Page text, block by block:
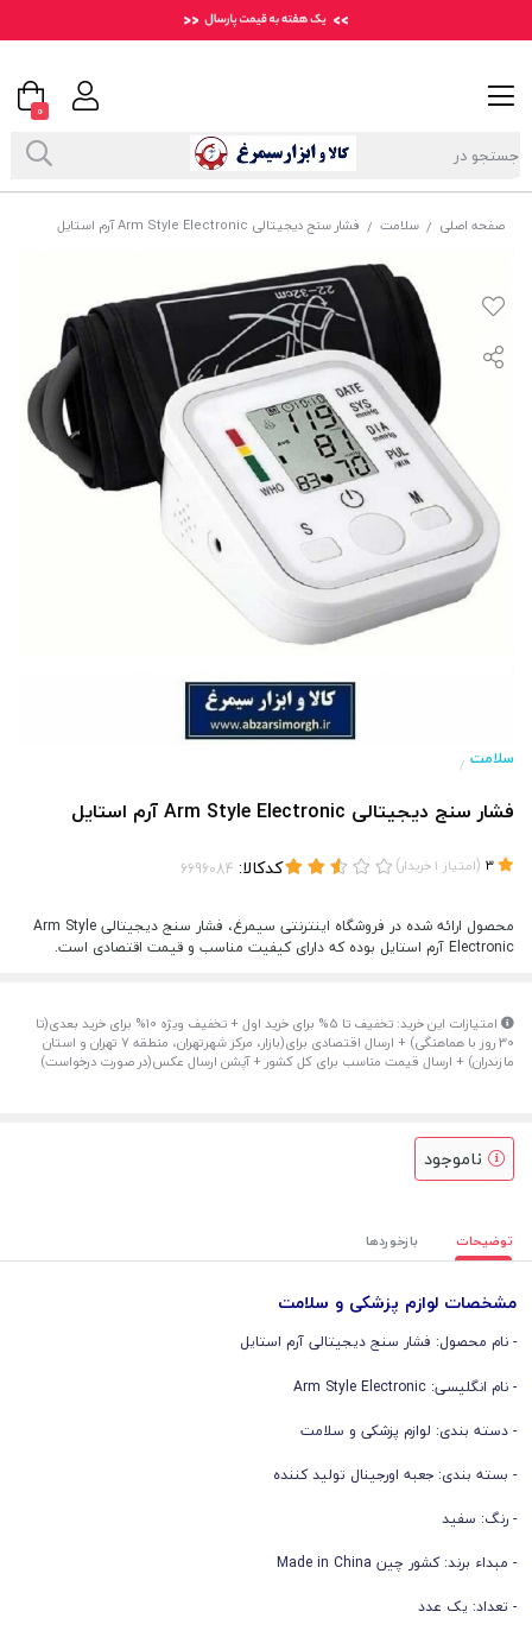
صفحه اصلی / سلامت / فشار سنج دیجیتالی Arm Style Electronic آرم استایل
سلامت /
فشار سنج دیجیتالی Arm Style Electronic آرم استایل
(امتیاز 1خریدار) کدکالا:
محصول ارائه شده در فروشگاه اینترنتی سیمرغ، فشار سنج دیجیتالی Arm Style
Electronic آرم استایل بوده که دارای کیفیت مناسب و قیمت اقتصادی است.
امتیازات این خرید: تخفیف تا 5% برای خرید اول + تخفیف ویژه 10% برای خرید بعدی(تا
30 روز با هماهنگی) + ارسال اقتصادی برای(بازار، مرکز شهرتهران، منطقه 7 تهران و استان
مازندران) + ارسال قیمت مناسب برای کل کشور + آپشن ارسال عکس(در صورت درخواست)
ناموجود
توضیحات بازخوردها
مشخصات لوازم پزشکی و سلامت
- نام محصول: فشار سنج دیجیتالی آرم استایل
- نام انگلیسی: Arm Style Electronic
- دسته بندی: لوازم پزشکی و سلامت
- بسته بندی: جعبه اورجینال تولید کننده
- رنگ: سفید
- مبداء برند: کشور چین Made in China
- تعداد: یک عدد
0